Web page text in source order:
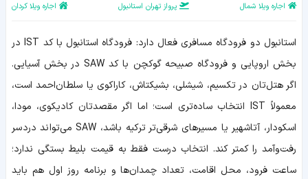
اجاره ویلا شمال پرواز تهران استانبول اجاره ویلا کردان
استانبول دو فرودگاه مسافری فعال دارد: فرودگاه استانبول با کد IST در
بخش اروپایی و فرودگاه صبیحه گوکچن با کد SAW در بخش آسیایی.
اگر هتل‌تان در تکسیم، شیشلی، بشیکتاش، کاراکوی یا سلطان‌احمد است،
معمولاً IST انتخاب ساده‌تری است؛ اما اگر مقصدتان کادیکوی، مودا،
اسکودار، آتاشهیر یا مسیرهای شرقی‌تر ترکیه باشد، SAW می‌تواند دردسر
رفت‌وآمد را کمتر کند. انتخاب درست فقط به قیمت بلیط بستگی ندارد؛
ساعت فرود، محل اقامت، تعداد چمدان‌ها و برنامه روز اول هم باید